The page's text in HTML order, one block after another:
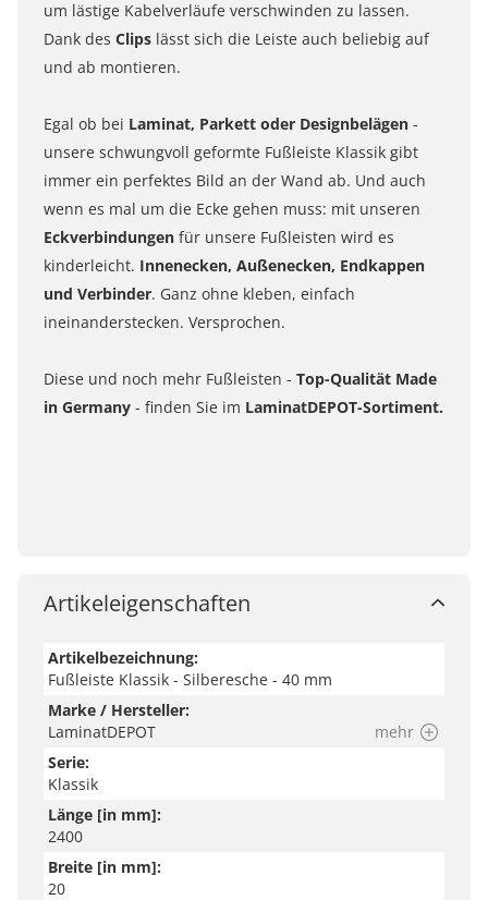
um lästige Kabelverläufe verschwinden zu lassen.
Dank des Clips lässt sich die Leiste auch beliebig auf
und ab montieren.
Egal ob bei Laminat, Parkett oder Designbelägen -
unsere schwungvoll geformte Fußleiste Klassik gibt
immer ein perfektes Bild an der Wand ab. Und auch
wenn es mal um die Ecke gehen muss: mit unseren
Eckverbindungen für unsere Fußleisten wird es
kinderleicht. Innenecken, Außenecken, Endkappen
und Verbinder. Ganz ohne kleben, einfach
ineinanderstecken. Versprochen.
Diese und noch mehr Fußleisten - Top-Qualität Made
in Germany - finden Sie im LaminatDEPOT-Sortiment.
Artikeleigenschaften
Artikelbezeichnung:
Fußleiste Klassik - Silberesche - 40 mm
Marke / Hersteller:
LaminatDEPOT
mehr
Serie:
Klassik
Länge [in mm]:
2400
Breite [in mm]:
20